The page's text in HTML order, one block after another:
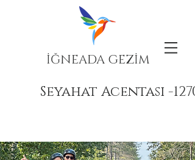
İĞNEADA GEZİM
Seyahat Acentası -